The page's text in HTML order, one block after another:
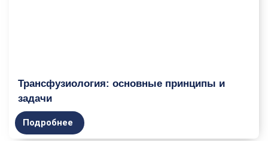
Трансфузиология: основные принципы и
задачи
Подробнее